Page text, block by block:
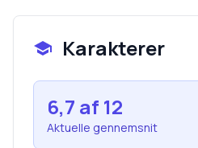
Karakterer
6,7 af 12
Aktuelle gennemsnit